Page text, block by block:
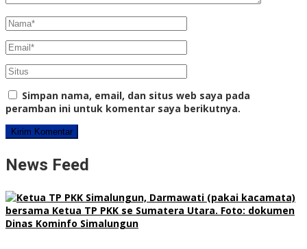
Simpan nama, email, dan situs web saya pada
peramban ini untuk komentar saya berikutnya.
News Feed